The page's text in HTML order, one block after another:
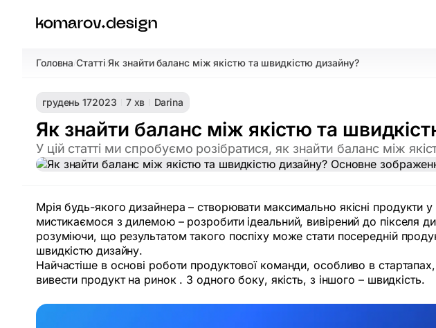
Головна/Статті/Як знайти баланс між якістю та швидкістю дизайну?
грудень 172023 7 хв Darina
Як знайти баланс між якістю та
У цій статті ми спробуємо розібратися, як знайти баланс між
Мрія будь-якого дизайнера – створювати максимально якісні продукти
мистикаємося з дилемою – розробити ідеальний, вивірений до пікселя
розуміючи, що результатом такого поспіху може стати посередній
швидкістю дизайну.
Найчастіше в основі роботи продуктової команди, особливо в
вивести продукт на ринок . З одного боку, якість, з іншого – швидкість.